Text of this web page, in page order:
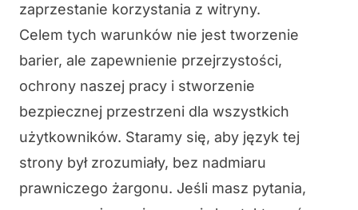
zaprzestanie korzystania z witryny.
Celem tych warunków nie jest tworzenie
barier, ale zapewnienie przejrzystości,
ochrony naszej pracy i stworzenie
bezpiecznej przestrzeni dla wszystkich
użytkowników. Staramy się, aby język tej
strony był zrozumiały, bez nadmiaru
prawniczego żargonu. Jeśli masz pytania,